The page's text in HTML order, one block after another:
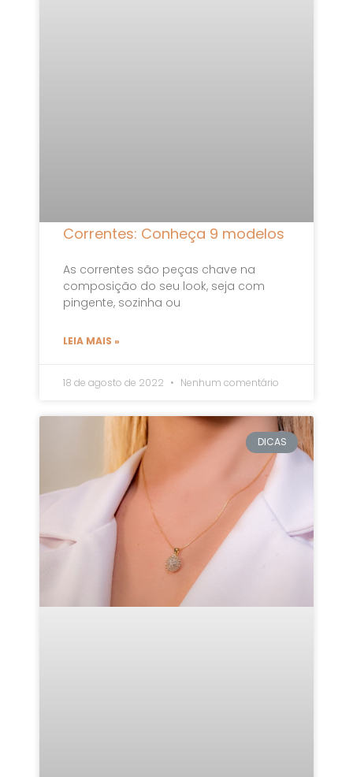
Correntes: Conheça 9 modelos
As correntes são peças chave na
composição do seu look, seja com
pingente, sozinha ou
LEIA MAIS »
18 de agosto de 2022 Nenhum comentário
DICAS